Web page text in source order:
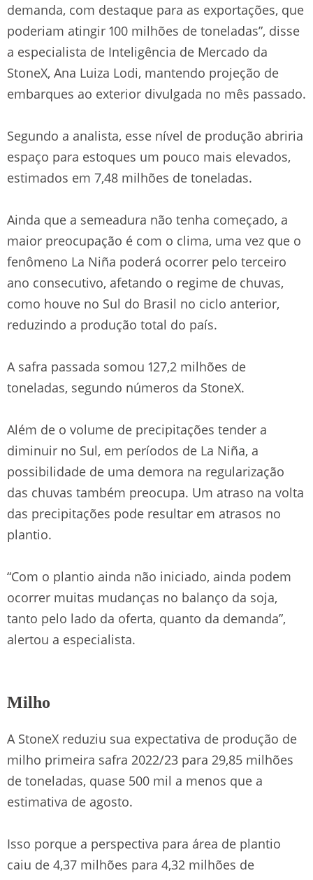
demanda, com destaque para as exportações, que
poderiam atingir 100 milhões de toneladas”, disse
a especialista de Inteligência de Mercado da
StoneX, Ana Luiza Lodi, mantendo projeção de
embarques ao exterior divulgada no mês passado.
Segundo a analista, esse nível de produção abriria
espaço para estoques um pouco mais elevados,
estimados em 7,48 milhões de toneladas.
Ainda que a semeadura não tenha começado, a
maior preocupação é com o clima, uma vez que o
fenômeno La Niña poderá ocorrer pelo terceiro
ano consecutivo, afetando o regime de chuvas,
como houve no Sul do Brasil no ciclo anterior,
reduzindo a produção total do país.
A safra passada somou 127,2 milhões de
toneladas, segundo números da StoneX.
Além de o volume de precipitações tender a
diminuir no Sul, em períodos de La Niña, a
possibilidade de uma demora na regularização
das chuvas também preocupa. Um atraso na volta
das precipitações pode resultar em atrasos no
plantio.
“Com o plantio ainda não iniciado, ainda podem
ocorrer muitas mudanças no balanço da soja,
tanto pelo lado da oferta, quanto da demanda”,
alertou a especialista.
Milho
A StoneX reduziu sua expectativa de produção de
milho primeira safra 2022/23 para 29,85 milhões
de toneladas, quase 500 mil a menos que a
estimativa de agosto.
Isso porque a perspectiva para área de plantio
caiu de 4,37 milhões para 4,32 milhões de